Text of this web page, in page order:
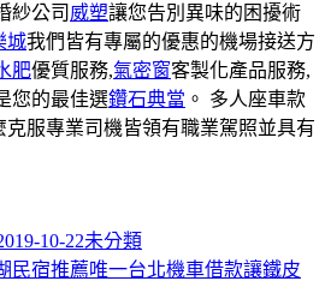
紗公司 威塑讓您告別異味的困擾術
城我們皆有專屬的優惠的機場接送方
肥優質服務,氣密窗客製化產品服務,
您的最佳選鑽石典當 。 多人座車款
克服專業司機皆領有職業駕照並具有
10-22類
未分類
民宿推薦唯一台北機車借款讓鐵皮